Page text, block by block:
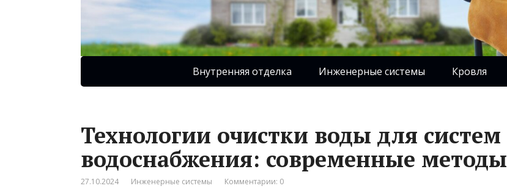
Внутренняя отделка Инженерные системы Кровля
Технологии очистки воды для систем
водоснабжения: современные методы
27.10.2024 Инженерные системы Комментарии: 0